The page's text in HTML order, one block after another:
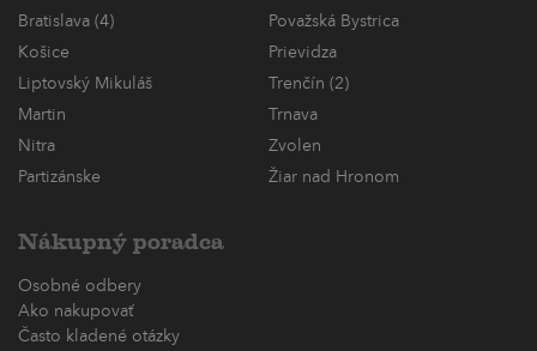
Bratislava (4)
Považská Bystrica
Košice
Prievidza
Liptovský Mikuláš
Trenčín (2)
Martin
Trnava
Nitra
Zvolen
Partizánske
Žiar nad Hronom
Nákupný poradca
Osobné odbery
Ako nakupovať
Často kladené otázky